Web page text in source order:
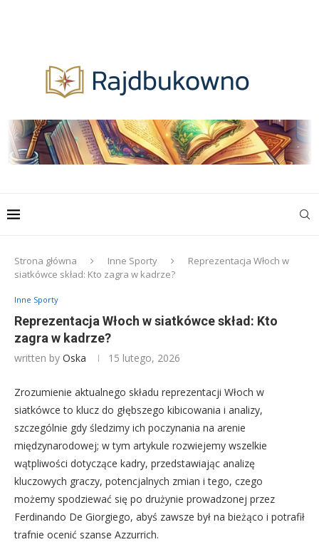
Strona główna Inne Sporty
Reprezentacja Włoch w
siatkówce skład: Kto zagra w kadrze?
Inne Sporty
Reprezentacja Włoch w siatkówce skład: Kto
zagra w kadrze?
written by Oska 15 lutego, 2026
Zrozumienie aktualnego składu reprezentacji Włoch w
siatkówce to klucz do głębszego kibicowania i analizy,
szczególnie gdy śledzimy ich poczynania na arenie
międzynarodowej; w tym artykule rozwiejemy wszelkie
wątpliwości dotyczące kadry, przedstawiając analizę
kluczowych graczy, potencjalnych zmian i tego, czego
możemy spodziewać się po drużynie prowadzonej przez
Ferdinando De Giorgiego, abyś zawsze był na bieżąco i potrafił
trafnie ocenić szanse Azzurrich.